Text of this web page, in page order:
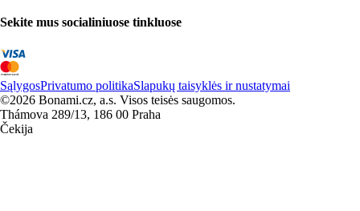
Sekite mus socialiniuose tinkluose
SąlygosPrivatumo politikaSlapukų taisyklės ir nustatymai
©2026 Bonami.cz, a.s. Visos teisės saugomos.
Thámova 289/13, 186 00 Praha
Čekija